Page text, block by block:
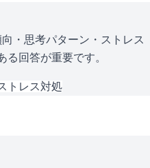
・思考パターン・ストレス
る回答が重要です。
トレス対処